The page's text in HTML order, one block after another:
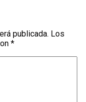
publicada. Los
*